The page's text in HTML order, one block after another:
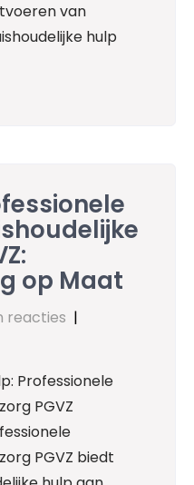
van
hulp
op Maat
reacties |
Professionele
PGVZ
PGVZ biedt